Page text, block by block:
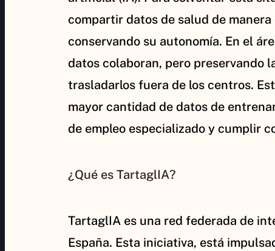
compartir datos de salud de
conservando su autonomía. En el
datos colaboran, pero preservando
trasladarlos fuera de los centros.
mayor cantidad de datos de
de empleo especializado y cumplir
¿Qué es TartaglIA?
TartaglIA es una red federada de
España. Esta iniciativa, está